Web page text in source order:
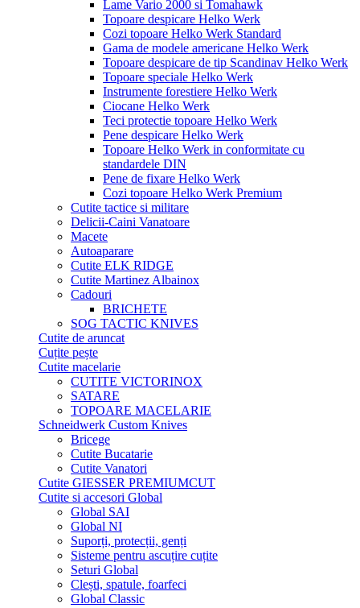
Lame Vario 2000 si Tomahawk
Topoare despicare Helko Werk
Cozi topoare Helko Werk Standard
Gama de modele americane Helko Werk
Topoare despicare de tip Scandinav Helko Werk
Topoare speciale Helko Werk
Instrumente forestiere Helko Werk
Ciocane Helko Werk
Teci protectie topoare Helko Werk
Pene despicare Helko Werk
Topoare Helko Werk in conformitate cu
standardele DIN
Pene de fixare Helko Werk
Cozi topoare Helko Werk Premium
Cutite tactice si militare
Delicii-Caini Vanatoare
Macete
Autoaparare
Cutite ELK RIDGE
Cutite Martinez Albainox
Cadouri
BRICHETE
SOG TACTIC KNIVES
Cutite de aruncat
Cuțite pește
Cutite macelarie
CUTITE VICTORINOX
SATARE
TOPOARE MACELARIE
Schneidwerk Custom Knives
Bricege
Cutite Bucatarie
Cutite Vanatori
Cutite GIESSER PREMIUMCUT
Cutite si accesori Global
Global SAI
Global NI
Suporți, protecții, genți
Sisteme pentru ascuțire cuțite
Seturi Global
Clești, spatule, foarfeci
Global Classic